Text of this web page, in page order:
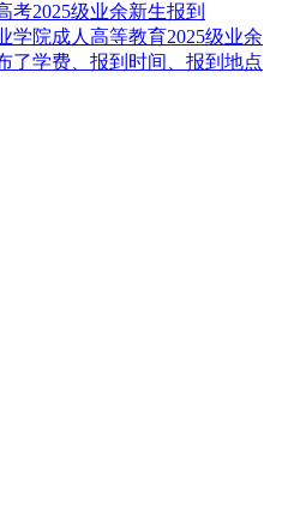
考2025级业余新生报到
学院成人高等教育2025级业余
了学费、报到时间、报到地点